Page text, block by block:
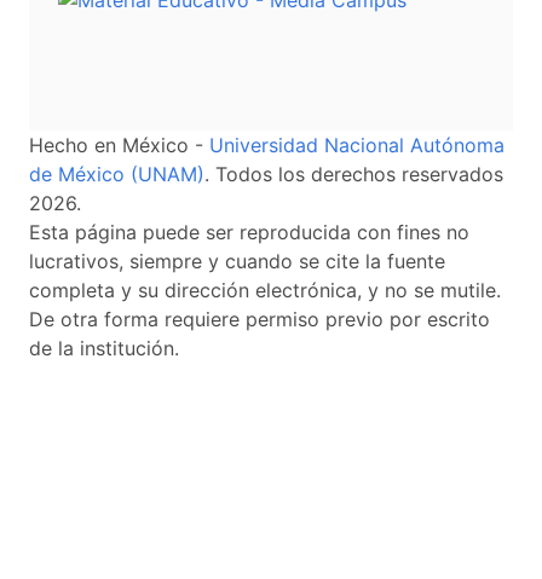
Hecho en México - Universidad Nacional Autónoma
de México (UNAM). Todos los derechos reservados
2026.
Esta página puede ser reproducida con fines no
lucrativos, siempre y cuando se cite la fuente
completa y su dirección electrónica, y no se mutile.
De otra forma requiere permiso previo por escrito
de la institución.